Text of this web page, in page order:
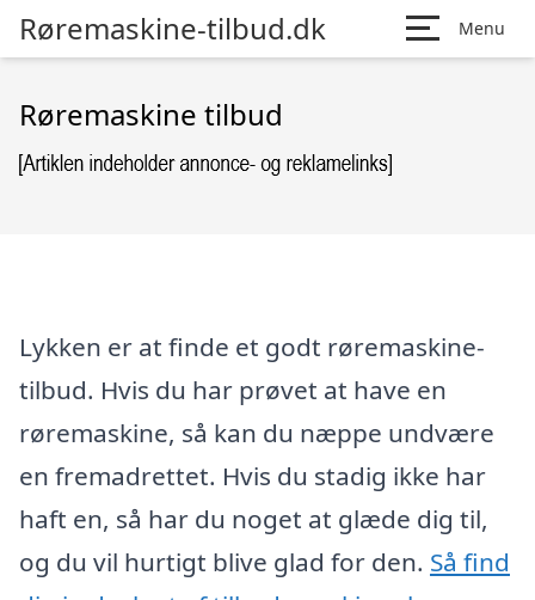
Røremaskine-tilbud.dk Menu
Røremaskine tilbud
Lykken er at finde et godt røremaskine-
tilbud. Hvis du har prøvet at have en
røremaskine, så kan du næppe undvære
en fremadrettet. Hvis du stadig ikke har
haft en, så har du noget at glæde dig til,
og du vil hurtigt blive glad for den. Så find